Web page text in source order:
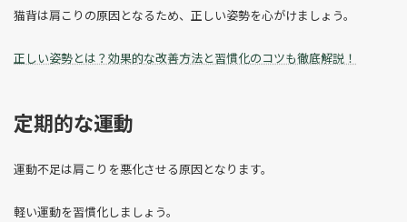
猫背は肩こりの原因となるため、正しい姿勢を心がけましょう。
正しい姿勢とは？効果的な改善方法と習慣化のコツも徹底解説！
定期的な運動
運動不足は肩こりを悪化させる原因となります。
軽い運動を習慣化しましょう。